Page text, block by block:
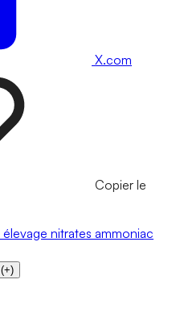
X.com
Copier le
élevage nitrates ammoniac
(+)